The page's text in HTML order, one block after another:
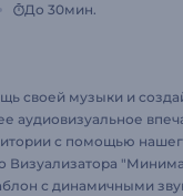
До 30мин.
своей музыки и
аудиовизуальное
с помощью
Визуализатора
с динамичными